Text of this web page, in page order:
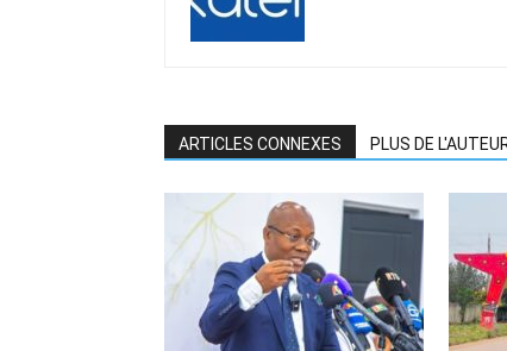
ARTICLES CONNEXES PLUS DE